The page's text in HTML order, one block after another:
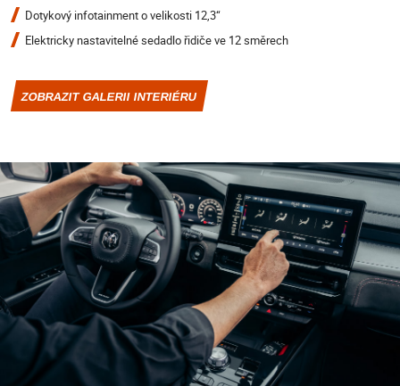
Dotykový infotainment o velikosti 12,3“
Elektricky nastavitelné sedadlo řidiče ve 12 směrech
ZOBRAZIT GALERII INTERIÉRU